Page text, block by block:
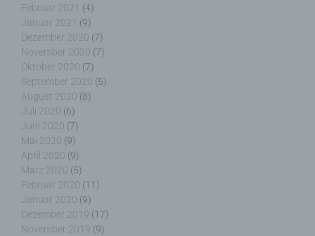
Februar 2021 (4)
Januar 2021 (9)
Dezember 2020 (7)
November 2020 (7)
Oktober 2020 (7)
September 2020 (5)
August 2020 (8)
Juli 2020 (6)
Juni 2020 (7)
Mai 2020 (9)
April 2020 (9)
März 2020 (5)
Februar 2020 (11)
Januar 2020 (9)
Dezember 2019 (17)
November 2019 (9)
Auftragsverarbeiter ist eine natürliche oder
juristische Person, Behörde, Einrichtung oder
andere Stelle, die personenbezogene Daten im
Auftrag des Verantwortlichen verarbeitet.
i) Empfänger
Empfänger ist eine natürliche oder juristische
Person, Behörde, Einrichtung oder andere Stelle,
der personenbezogene Daten offengelegt werden,
unabhängig davon, ob es sich bei ihr um einen
Dritten handelt oder nicht. Behörden, die im
Rahmen eines bestimmten Untersuchungsauftrags